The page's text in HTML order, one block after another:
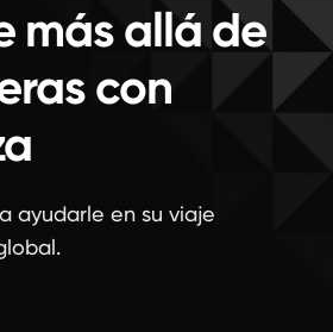
más allá de
con
ayudarle en su viaje